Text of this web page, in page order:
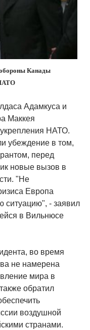
обороны Канады
Адамкуса и
Маккея
НАТО.
убеждение в том,
перед
новые вызов в
"Не
Европа
ситуацию", - заявил
в Вильнюсе
во время
не намерена
мира в
обратил
воздушной
странами.